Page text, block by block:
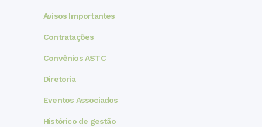
Avisos Importantes
Contratações
Convênios ASTC
Diretoria
Eventos Associados
Histórico de gestão